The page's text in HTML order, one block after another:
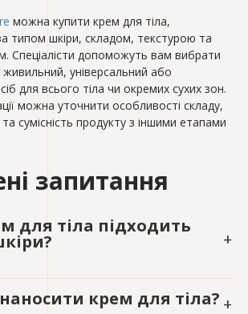
можна купити крем для тіла,
типом шкіри, складом, текстурою та
Спеціалісти допоможуть вам вибрати
універсальний або
для всього тіла чи окремих сухих зон.
можна уточнити особливості складу,
сумісність продукту з іншими етапами
запитання
для тіла підходить
+
сечовиною, рослинними
крем для тіла? +